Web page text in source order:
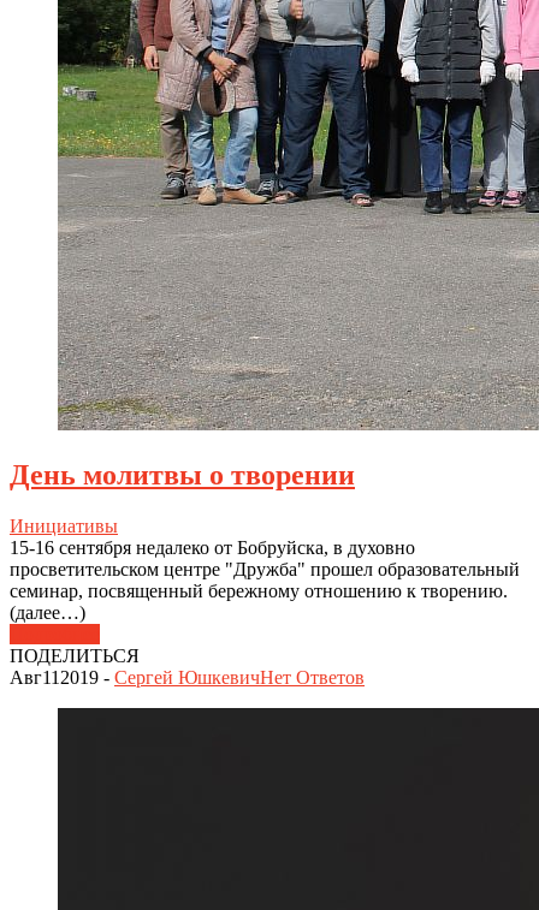
День молитвы о творении
Инициативы
15-16 сентября недалеко от Бобруйска, в духовно
просветительском центре "Дружба" прошел образовательный
семинар, посвященный бережному отношению к творению.
(далее…)
ПОДЕЛИТЬСЯ
Авг11 2019 - Сергей ЮшкевичНет Ответов